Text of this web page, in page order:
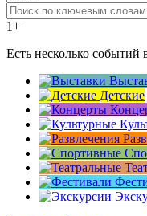
1+
Есть несколько событий
Детские